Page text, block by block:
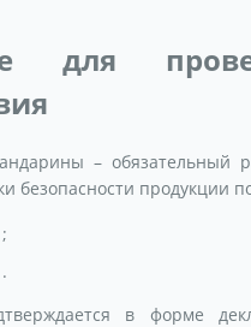
для
– обязательный
безопасности продукции
в форме